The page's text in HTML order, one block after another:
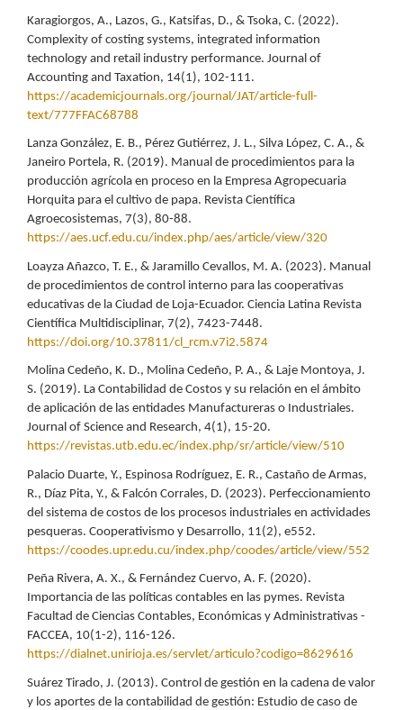
Karagiorgos, A., Lazos, G., Katsifas, D., & Tsoka, C. (2022).
Complexity of costing systems, integrated information
technology and retail industry performance. Journal of
Accounting and Taxation, 14(1), 102-111.
https://academicjournals.org/journal/JAT/article-full-
text/777FFAC68788
Lanza González, E. B., Pérez Gutiérrez, J. L., Silva López, C. A., &
Janeiro Portela, R. (2019). Manual de procedimientos para la
producción agrícola en proceso en la Empresa Agropecuaria
Horquita para el cultivo de papa. Revista Científica
Agroecosistemas, 7(3), 80-88.
https://aes.ucf.edu.cu/index.php/aes/article/view/320
Loayza Añazco, T. E., & Jaramillo Cevallos, M. A. (2023). Manual
de procedimientos de control interno para las cooperativas
educativas de la Ciudad de Loja-Ecuador. Ciencia Latina Revista
Científica Multidisciplinar, 7(2), 7423-7448.
https://doi.org/10.37811/cl_rcm.v7i2.5874
Molina Cedeño, K. D., Molina Cedeño, P. A., & Laje Montoya, J.
S. (2019). La Contabilidad de Costos y su relación en el ámbito
de aplicación de las entidades Manufactureras o Industriales.
Journal of Science and Research, 4(1), 15-20.
https://revistas.utb.edu.ec/index.php/sr/article/view/510
Palacio Duarte, Y., Espinosa Rodríguez, E. R., Castaño de Armas,
R., Díaz Pita, Y., & Falcón Corrales, D. (2023). Perfeccionamiento
del sistema de costos de los procesos industriales en actividades
pesqueras. Cooperativismo y Desarrollo, 11(2), e552.
https://coodes.upr.edu.cu/index.php/coodes/article/view/552
Peña Rivera, A. X., & Fernández Cuervo, A. F. (2020).
Importancia de las políticas contables en las pymes. Revista
Facultad de Ciencias Contables, Económicas y Administrativas -
FACCEA, 10(1-2), 116-126.
https://dialnet.unirioja.es/servlet/articulo?codigo=8629616
Suárez Tirado, J. (2013). Control de gestión en la cadena de valor
y los aportes de la contabilidad de gestión: Estudio de caso de